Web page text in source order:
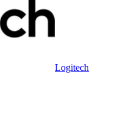
Logitech